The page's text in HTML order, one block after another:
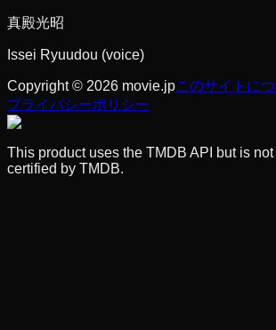
真殿光昭
Issei Ryuudou (voice)
Copyright © 2026 movie.jpこのサイトに
プライバシーポリシー
This product uses the TMDB API but is
certified by TMDB.